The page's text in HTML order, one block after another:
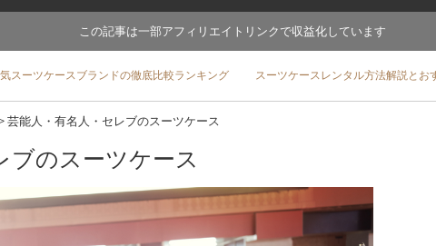
この記事は一部アフィリエイトリンクで収益化しています
スーツケースブランドの徹底比較ランキング スーツケースレンタル方法解説とお
>芸能人・有名人・セレブのスーツケース
ブのスーツケース